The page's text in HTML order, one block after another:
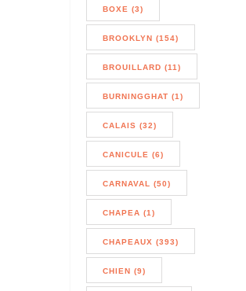
BOXE (3)
BROOKLYN (154)
BROUILLARD (11)
BURNINGGHAT (1)
CALAIS (32)
CANICULE (6)
CARNAVAL (50)
CHAPEA (1)
CHAPEAUX (393)
CHIEN (9)